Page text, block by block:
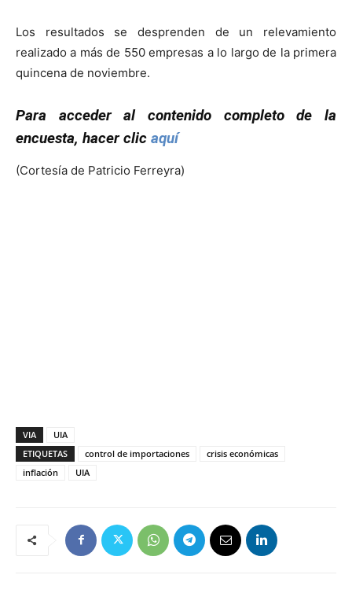
Los resultados se desprenden de un relevamiento
realizado a más de 550 empresas a lo largo de la primera
quincena de noviembre.
Para acceder al contenido completo de la
encuesta, hacer clic aquí
(Cortesía de Patricio Ferreyra)
VIA
UIA
ETIQUETAS
control de importaciones
crisis económicas
inflación
UIA